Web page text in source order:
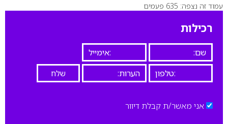
0
עמוד זה נצפה: 635 פעמים
רכילות
אני מאשר/ת קבלת דיוור